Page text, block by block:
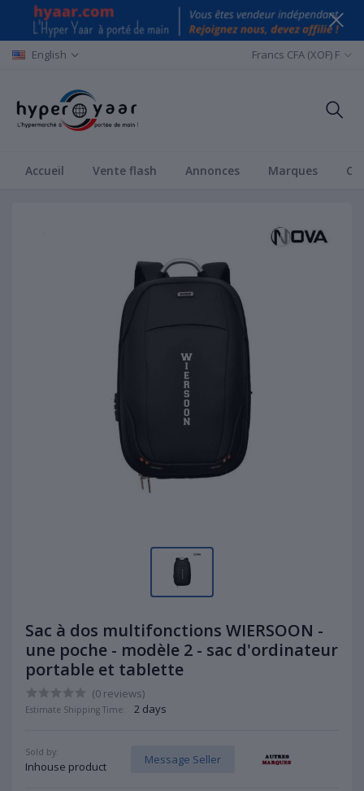
English Francs CFA (XOF) F
Accueil Vente flash Annonces Marques
Sac à dos multifonctions WIERSOON -
une poche - modèle 2 - sac d'ordinateur
portable et tablette
(0 reviews)
Estimate Shipping Time: 2 days
Sold by:
Inhouse product
Message Seller